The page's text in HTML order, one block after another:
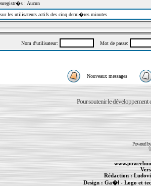
: Aucun
les utilisateurs actifs des cinq derni�res minutes
Nom d'utilisateur: Mot de passe:
Nouveaux messages
Pour soutenir le développement
Powered
Rédaction :
Design : Ga�l - Logo et